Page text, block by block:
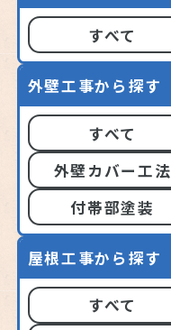
すべて
外壁工事から探す
すべて
外壁カバー工法
付帯部塗装
屋根工事から探す
すべて